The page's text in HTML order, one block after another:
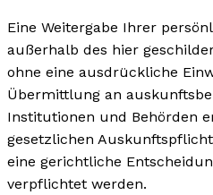
Eine Weitergabe Ihrer
außerhalb des hier
ohne eine ausdrückliche
Übermittlung an
Institutionen und Behörden
gesetzlichen
eine gerichtliche
verpflichtet werden.